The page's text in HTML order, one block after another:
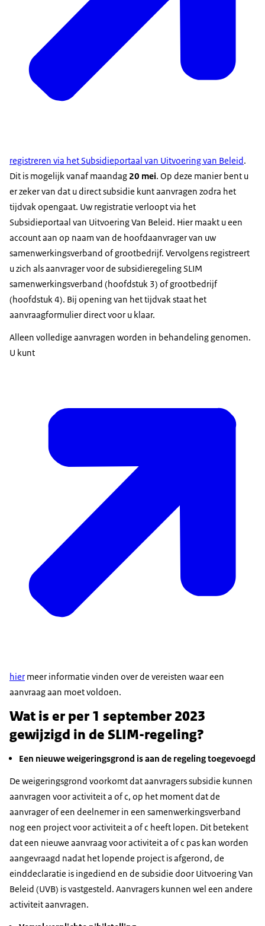
registreren via het Subsidieportaal van Uitvoering van Beleid.
Dit is mogelijk vanaf maandag 20 mei. Op deze manier bent u
er zeker van dat u direct subsidie kunt aanvragen zodra het
tijdvak opengaat. Uw registratie verloopt via het
Subsidieportaal van Uitvoering Van Beleid. Hier maakt u een
account aan op naam van de hoofdaanvrager van uw
samenwerkingsverband of grootbedrijf. Vervolgens registreert
u zich als aanvrager voor de subsidieregeling SLIM
samenwerkingsverband (hoofdstuk 3) of grootbedrijf
(hoofdstuk 4). Bij opening van het tijdvak staat het
aanvraagformulier direct voor u klaar.
Alleen volledige aanvragen worden in behandeling genomen.
U kunt
hier meer informatie vinden over de vereisten waar een
aanvraag aan moet voldoen.
Wat is er per 1 september 2023
gewijzigd in de SLIM-regeling?
Een nieuwe weigeringsgrond is aan de regeling toegevoegd
De weigeringsgrond voorkomt dat aanvragers subsidie kunnen
aanvragen voor activiteit a of c, op het moment dat de
aanvrager of een deelnemer in een samenwerkingsverband
nog een project voor activiteit a of c heeft lopen. Dit betekent
dat een nieuwe aanvraag voor activiteit a of c pas kan worden
aangevraagd nadat het lopende project is afgerond, de
einddeclaratie is ingediend en de subsidie door Uitvoering Van
Beleid (UVB) is vastgesteld. Aanvragers kunnen wel een andere
activiteit aanvragen.